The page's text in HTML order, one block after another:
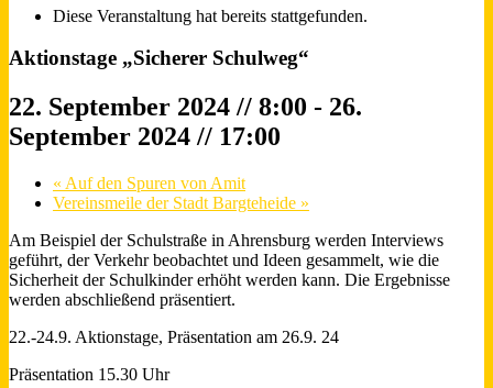
Diese Veranstaltung hat bereits stattgefunden.
Aktionstage „Sicherer Schulweg“
22. September 2024 // 8:00 - 26.
September 2024 // 17:00
« Auf den Spuren von Amit
Vereinsmeile der Stadt Bargteheide »
Am Beispiel der Schulstraße in Ahrensburg werden Interviews
geführt, der Verkehr beobachtet und Ideen gesammelt, wie die
Sicherheit der Schulkinder erhöht werden kann. Die Ergebnisse
werden abschließend präsentiert.
22.-24.9. Aktionstage, Präsentation am 26.9. 24
Präsentation 15.30 Uhr